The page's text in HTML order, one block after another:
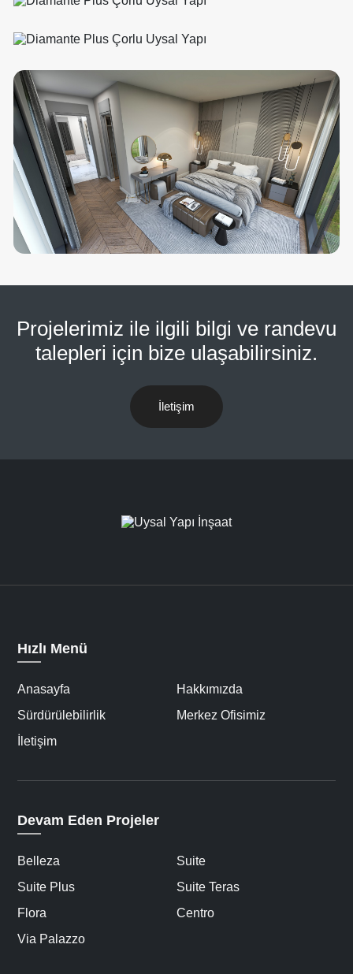
Projelerimiz ile ilgili bilgi ve randevu
talepleri için bize ulaşabilirsiniz.
İletişim
Hızlı Menü
Anasayfa
Hakkımızda
Sürdürülebilirlik
Merkez Ofisimiz
İletişim
Devam Eden Projeler
Belleza
Suite
Suite Plus
Suite Teras
Flora
Centro
Via Palazzo